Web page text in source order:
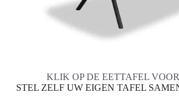
KLIK OP DE EETTAFEL
STEL ZELF UW EIGEN TAFEL